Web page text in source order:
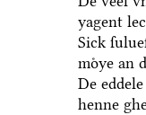
yagent
Sick
moͤye an
De
henne